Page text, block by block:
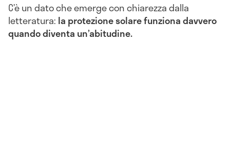
C’è un dato che emerge con chiarezza dalla
letteratura: la protezione solare funziona davvero
quando diventa un’abitudine.